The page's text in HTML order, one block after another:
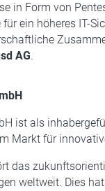
in Form von
ein höheres IT-
AG.
ist als
Markt für
das
weltweit. Dies